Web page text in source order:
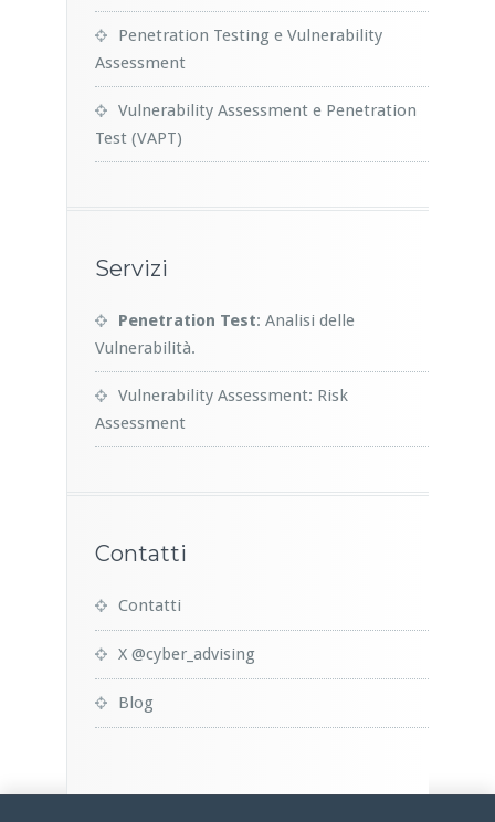
Penetration Testing e Vulnerability
Assessment
Vulnerability Assessment e Penetration
Test (VAPT)
Servizi
Penetration Test: Analisi delle
Vulnerabilità.
Vulnerability Assessment: Risk
Assessment
Contatti
Contatti
X @cyber_advising
Blog